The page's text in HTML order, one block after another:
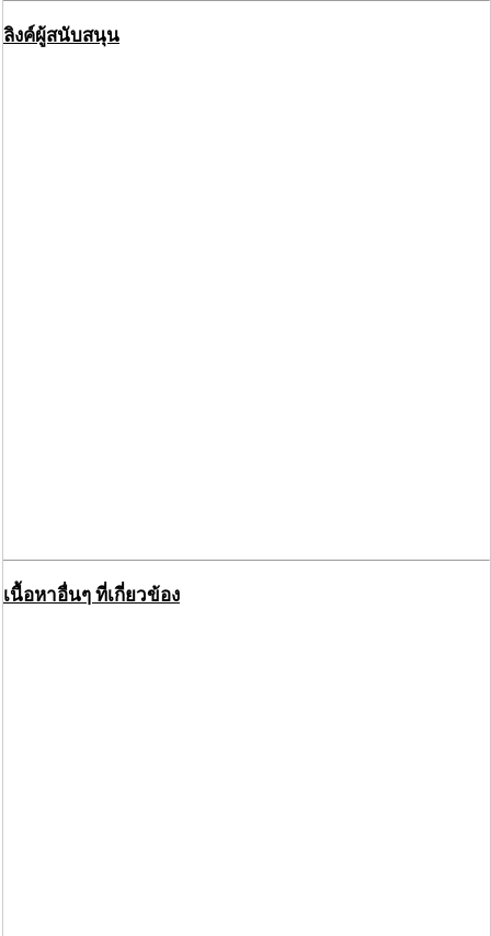
ลิงค์ผู้สนับสนุน
เนื้อหาอื่นๆ ที่เกี่ยวข้อง